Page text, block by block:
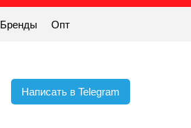
Бренды Опт
Написать в Telegram